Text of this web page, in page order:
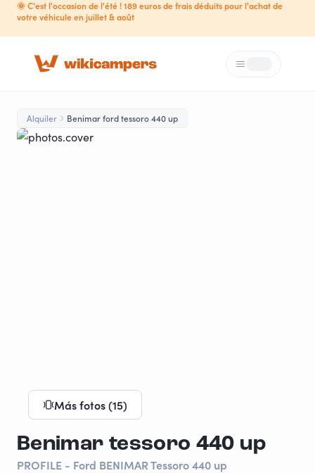
🌞 C'est l'occasion de l'été ! 189 euros de frais déduits pour l'achat de
votre véhicule en juillet & août
Loading...
Alquiler Benimar ford tessoro 440 up
Más fotos (15)
Benimar tessoro 440 up
PROFILE - Ford BENIMAR Tessoro 440 up